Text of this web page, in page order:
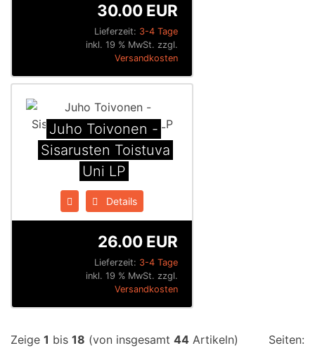
Lieferzeit: 3-4 Tage
30.00 EUR
inkl. 19 % MwSt. zzgl.
Versandkosten
Juho Toivonen -
Sisarusten Toistuva
Uni LP
Details
Lieferzeit: 3-4 Tage
26.00 EUR
inkl. 19 % MwSt. zzgl.
Versandkosten
Zeige 1 bis 18 (von insgesamt 44 Artikeln)
Seiten: